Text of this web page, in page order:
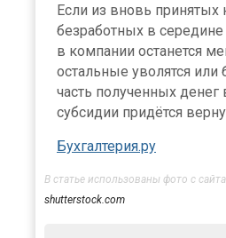
Если из вновь
безработных в
в компании останется
остальные уволятся или
часть полученных денег
субсидии придётся
Бухгалтерия.ру
В статье использованы фото с сайта
shutterstock.com